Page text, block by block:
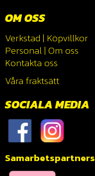
OM OSS
Verkstad | Köpvillkor
Personal| Om oss
Kontakta oss
Våra fraktsätt
SOCIALA MEDIA
Samarbetspartners